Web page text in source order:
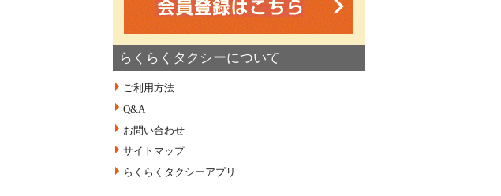
らくらくタクシーについて
ご利用方法
Q&A
お問い合わせ
サイトマップ
らくらくタクシーアプリ